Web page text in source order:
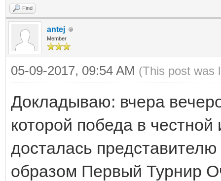
Find
antej
Member
05-09-2017, 09:54 AM (This post was
Докладываю: вчера
которой победа в
досталась
образом Первый Турнир